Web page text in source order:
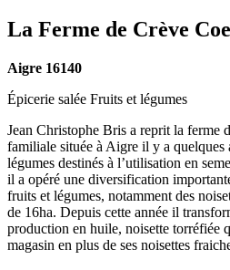
La Ferme de Crève
Aigre 16140
Épicerie salée Fruits et légumes
Jean Christophe Bris a reprit la ferme
familiale située à Aigre il y a quelques
légumes destinés à l’utilisation en
il a opéré une diversification
fruits et légumes, notamment des
de 16ha. Depuis cette année il
production en huile, noisette torréfiée
magasin en plus de ses noisettes